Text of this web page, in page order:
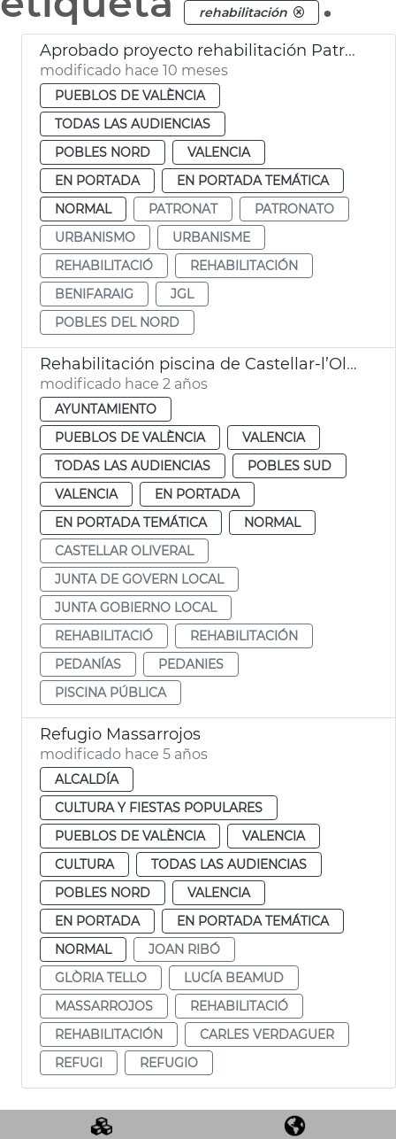
rehabilitación
Aprobado proyecto rehabilitación Patronato Benifaraig
modificado hace 10 meses
PUEBLOS DE VALÈNCIA
TODAS LAS AUDIENCIAS
POBLES NORD
VALENCIA
EN PORTADA
EN PORTADA TEMÁTICA
NORMAL
PATRONAT
PATRONATO
URBANISMO
URBANISME
REHABILITACIÓ
REHABILITACIÓN
BENIFARAIG
JGL
POBLES DEL NORD
Rehabilitación piscina de Castellar-l’Oliveral
modificado hace 2 años
AYUNTAMIENTO
PUEBLOS DE VALÈNCIA
VALENCIA
TODAS LAS AUDIENCIAS
POBLES SUD
VALENCIA
EN PORTADA
EN PORTADA TEMÁTICA
NORMAL
CASTELLAR OLIVERAL
JUNTA DE GOVERN LOCAL
JUNTA GOBIERNO LOCAL
REHABILITACIÓ
REHABILITACIÓN
PEDANÍAS
PEDANIES
PISCINA PÚBLICA
Refugio Massarrojos
modificado hace 5 años
ALCALDÍA
CULTURA Y FIESTAS POPULARES
PUEBLOS DE VALÈNCIA
VALENCIA
CULTURA
TODAS LAS AUDIENCIAS
POBLES NORD
VALENCIA
EN PORTADA
EN PORTADA TEMÁTICA
NORMAL
JOAN RIBÓ
GLÒRIA TELLO
LUCÍA BEAMUD
MASSARROJOS
REHABILITACIÓ
REHABILITACIÓN
CARLES VERDAGUER
REFUGI
REFUGIO